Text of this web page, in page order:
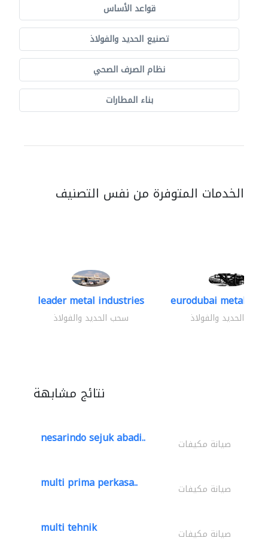
قواعد الأساس
تصنيع الحديد والفولاذ
نظام الصرف الصحي
بناء المطارات
الخدمات المتوفرة من نفس التصنيف
leader metal industries
سحب الحديد والفولاذ
eurodubai metal
سحب الحديد والفولاذ
نتائج مشابهة
nesarindo sejuk abadi.. صيانة مكيفات
multi prima perkasa.. صيانة مكيفات
multi tehnik صيانة مكيفات